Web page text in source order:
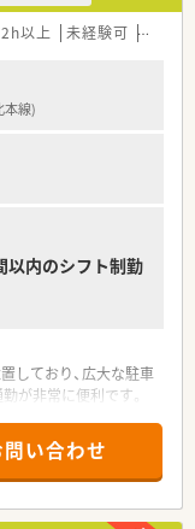
に強く推奨します。
に入れており、大手企
い意欲的な方です。
い方に最適です。
以上 未経験可 ブラン
本線)
以内のシフト制勤
しており、広大な駐車
が非常に便利です。
することが可能で
されており、一人ひ
に進めています。
問い合わせ